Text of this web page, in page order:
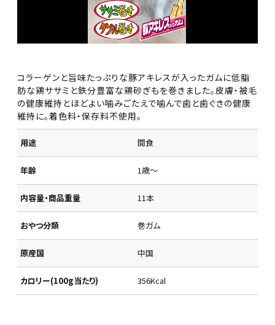
コラーゲンと旨味たっぷりな豚アキレスが入ったガムに低脂
肪な鶏ササミと鉄分豊富な鶏砂ぎもを巻きました。皮膚・被毛
の健康維持とほどよい噛みごたえで噛んで歯と歯ぐきの健康
維持に。着色料・保存料不使用。
用途 間食
年齢 1歳～
内容量・商品重量 11本
おやつ分類 巻ガム
原産国 中国
カロリー(100g当たり) 356Kcal